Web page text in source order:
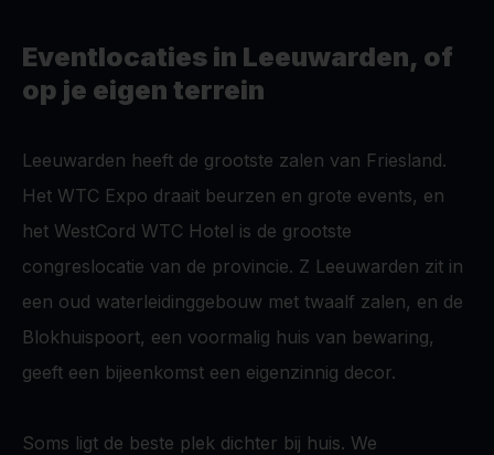
Eventlocaties in Leeuwarden, of
op je eigen terrein
Leeuwarden heeft de grootste zalen van Friesland.
Het WTC Expo draait beurzen en grote events, en
het WestCord WTC Hotel is de grootste
congreslocatie van de provincie. Z Leeuwarden zit in
een oud waterleidinggebouw met twaalf zalen, en de
Blokhuispoort, een voormalig huis van bewaring,
geeft een bijeenkomst een eigenzinnig decor.
Soms ligt de beste plek dichter bij huis. We